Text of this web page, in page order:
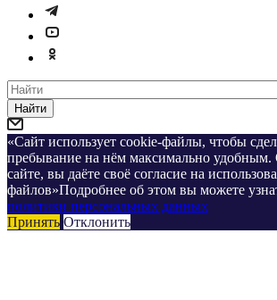
Найти
«Сайт использует cookie-файлы, чтобы
пребывание на нём максимально удобным.
сайте, вы даёте своё согласие на
файлов»Подробнее об этом вы можете
политики персональных данных
Принять Отклонить